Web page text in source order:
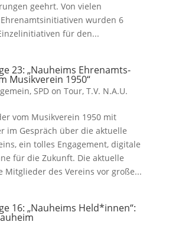
geehrt. Von vielen
wurden 6
für den...
23: „Nauheims Ehrenamts-
Musikverein 1950“
, SPD on Tour, T.V. N.A.U.
vom Musikverein 1950 mit
im Gespräch über die aktuelle
ein tolles Engagement, digitale
für die Zukunft. Die aktuelle
Mitglieder des Vereins vor große...
16: „Nauheims Held*innen“: